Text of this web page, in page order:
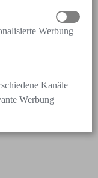
Werbung
Kanäle
Werbung